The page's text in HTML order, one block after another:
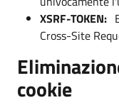
XSRF-TOKEN:
Cross-Site
cookie